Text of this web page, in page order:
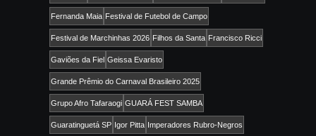
Fernanda Maia Festival de Futebol de Campo
Festival de Marchinhas 2026 Filhos da Santa Francisco Ricci
Gaviões da Fiel Geissa Evaristo
Grande Prêmio do Carnaval Brasileiro 2025
Grupo Afro Tafaraogi GUARÁ FEST SAMBA
Guaratinguetá SP Igor Pitta Imperadores Rubro-Negros